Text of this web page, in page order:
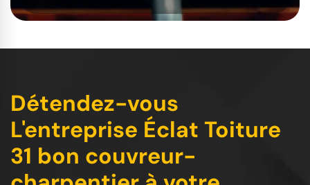
Détendez-vous
L'entreprise Éclat Toiture
31 bon couvreur-